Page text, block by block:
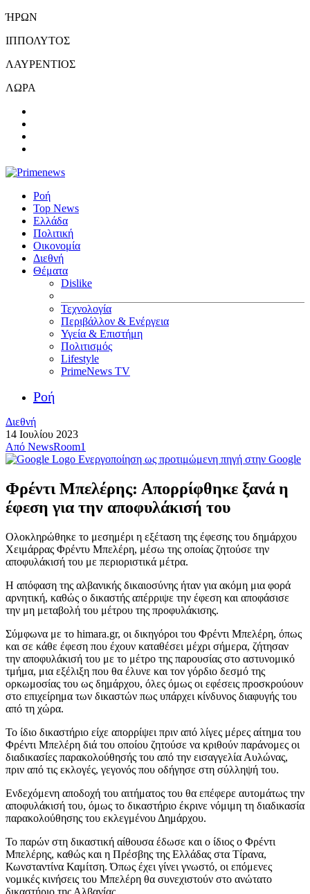
ΉΡΩΝ
ΙΠΠΟΛΥΤΟΣ
ΛΑΥΡΕΝΤΙΟΣ
ΛΩΡΑ
Ροή
Top News
Ελλάδα
Πολιτική
Οικονομία
Διεθνή
Θέματα
Dislike
Τεχνολογία
Περιβάλλον & Ενέργεια
Υγεία & Επιστήμη
Πολιτισμός
Lifestyle
PrimeNews TV
Ροή
Διεθνή
14 Ιουλίου 2023
Από NewsRoom1
Ενεργοποίηση ως προτιμώμενη πηγή στην Google
Φρέντι Μπελέρης: Απορρίφθηκε ξανά η
έφεση για την αποφυλάκισή του
Oλοκληρώθηκε το μεσημέρι η εξέταση της έφεσης του δημάρχου
Χειμάρρας Φρέντυ Μπελέρη, μέσω της οποίας ζητούσε την
αποφυλάκισή του με περιοριστικά μέτρα.
Η απόφαση της αλβανικής δικαιοσύνης ήταν για ακόμη μια φορά
αρνητική, καθώς ο δικαστής απέρριψε την έφεση και αποφάσισε
την μη μεταβολή του μέτρου της προφυλάκισης.
Σύμφωνα με το himara.gr, οι δικηγόροι του Φρέντι Μπελέρη, όπως
και σε κάθε έφεση που έχουν καταθέσει μέχρι σήμερα, ζήτησαν
την αποφυλάκισή του με το μέτρο της παρουσίας στο αστυνομικό
τμήμα, μια εξέλιξη που θα έλυνε και τον γόρδιο δεσμό της
ορκωμοσίας του ως δημάρχου, όλες όμως οι εφέσεις προσκρούουν
στο επιχείρημα των δικαστών πως υπάρχει κίνδυνος διαφυγής του
από τη χώρα.
Το ίδιο δικαστήριο είχε απορρίψει πριν από λίγες μέρες αίτημα του
Φρέντι Μπελέρη διά του οποίου ζητούσε να κριθούν παράνομες οι
διαδικασίες παρακολούθησής του από την εισαγγελία Αυλώνας,
πριν από τις εκλογές, γεγονός που οδήγησε στη σύλληψή του.
Ενδεχόμενη αποδοχή του αιτήματος του θα επέφερε αυτομάτως την
αποφυλάκισή του, όμως το δικαστήριο έκρινε νόμιμη τη διαδικασία
παρακολούθησης του εκλεγμένου Δημάρχου.
Το παρών στη δικαστική αίθουσα έδωσε και ο ίδιος ο Φρέντι
Μπελέρης, καθώς και η Πρέσβης της Ελλάδας στα Τίρανα,
Κωνσταντίνα Καμίτση. Όπως έχει γίνει γνωστό, οι επόμενες
νομικές κινήσεις του Μπελέρη θα συνεχιστούν στο ανώτατο
δικαστήριο της Αλβανίας.